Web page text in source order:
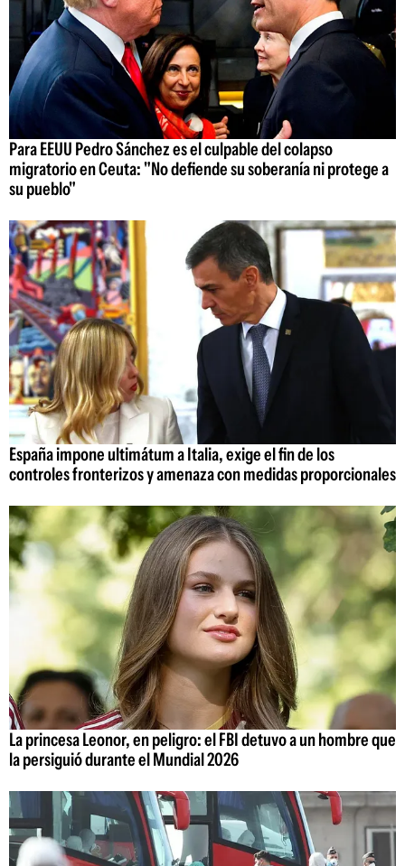
Para EEUU Pedro Sánchez es el culpable del colapso
migratorio en Ceuta: "No defiende su soberanía ni protege a
su pueblo"
España impone ultimátum a Italia, exige el fin de los
controles fronterizos y amenaza con medidas proporcionales
La princesa Leonor, en peligro: el FBI detuvo a un hombre que
la persiguió durante el Mundial 2026